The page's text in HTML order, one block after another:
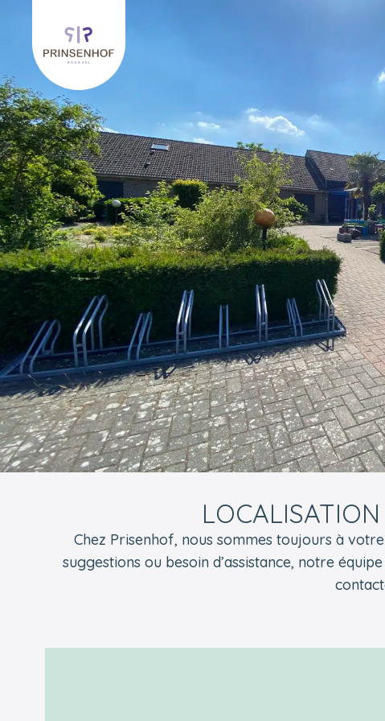
Retourner à l'accueil de Prinsenhof
Chez Prisenhof, nous sommes toujours à
suggestions ou besoin d’assistance, notre